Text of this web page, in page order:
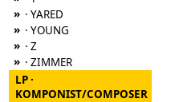
» · YARED
» · YOUNG
» · Z
» · ZIMMER
LP ·
KOMPONIST/COMPOSER